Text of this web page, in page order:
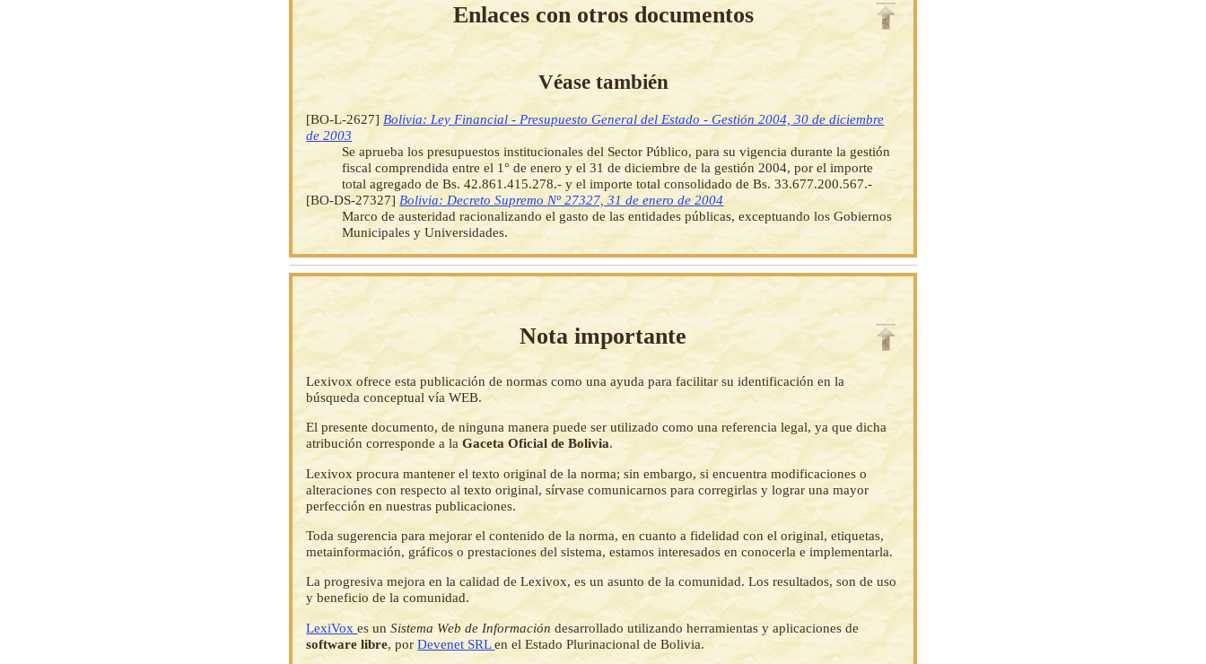
Enlaces con otros documentos
Véase también
[BO-L-2627] Bolivia: Ley Financial - Presupuesto General del Estado - Gestión 2004, 30 de diciembre
de 2003
Se aprueba los presupuestos institucionales del Sector Público, para su vigencia durante la gestión
fiscal comprendida entre el 1° de enero y el 31 de diciembre de la gestión 2004, por el importe
total agregado de Bs. 42.861.415.278.- y el importe total consolidado de Bs. 33.677.200.567.-
[BO-DS-27327] Bolivia: Decreto Supremo Nº 27327, 31 de enero de 2004
Marco de austeridad racionalizando el gasto de las entidades públicas, exceptuando los Gobiernos
Municipales y Universidades.
Nota importante
Lexivox ofrece esta publicación de normas como una ayuda para facilitar su identificación en la
búsqueda conceptual vía WEB.
El presente documento, de ninguna manera puede ser utilizado como una referencia legal, ya que dicha
atribución corresponde a laGaceta Oficial de Bolivia.
Lexivox procura mantener el texto original de la norma; sin embargo, si encuentra modificaciones o
alteraciones con respecto al texto original, sírvase comunicarnos para corregirlas y lograr una mayor
perfección en nuestras publicaciones.
Toda sugerencia para mejorar el contenido de la norma, en cuanto a fidelidad con el original, etiquetas,
metainformación, gráficos o prestaciones del sistema, estamos interesados en conocerla e implementarla.
La progresiva mejora en la calidad de Lexivox, es un asunto de la comunidad. Los resultados, son de uso
y beneficio de la comunidad.
LexiVoxes unSistema Web de Información desarrollado utilizando herramientas y aplicaciones de
software libre, porDevenet SRLen el Estado Plurinacional de Bolivia.